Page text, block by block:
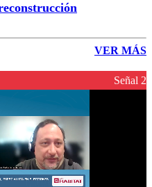
VER MÁS
Señal 2